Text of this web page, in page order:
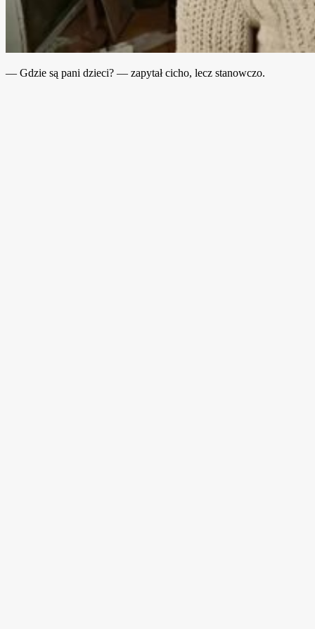
— Gdzie są pani dzieci? — zapytał cicho, lecz stanowczo.